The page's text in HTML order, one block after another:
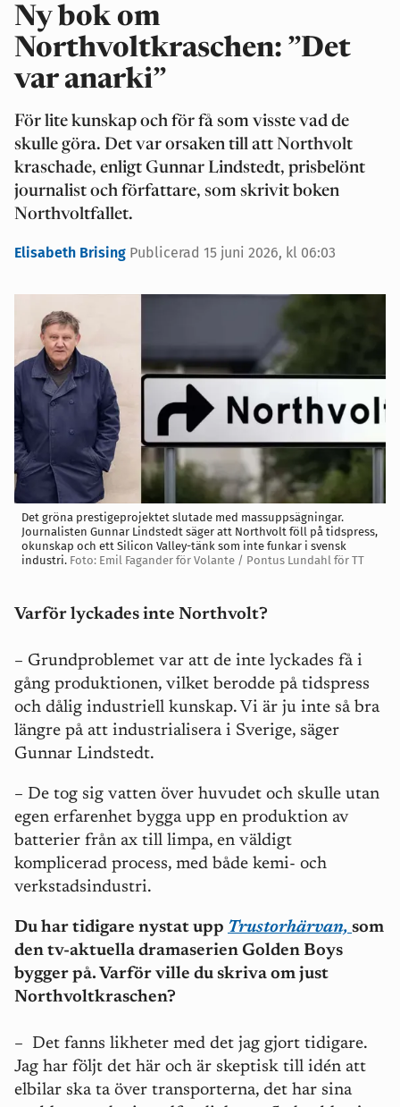
Ny bok om
Northvoltkraschen: ”Det
var anarki”
För lite kunskap och för få som visste vad de
skulle göra. Det var orsaken till att Northvolt
kraschade, enligt Gunnar Lindstedt, prisbelönt
journalist och författare, som skrivit boken
Northvoltfallet.
Elisabeth Brising Publicerad 15 juni 2026, kl 06:03
Det gröna prestigeprojektet slutade med massuppsägningar.
Journalisten Gunnar Lindstedt säger att Northvolt föll på tidspress,
okunskap och ett Silicon Valley-tänk som inte funkar i svensk
industri. Foto: Emil Fagander för Volante / Pontus Lundahl för TT
Varför lyckades inte Northvolt?
– Grundproblemet var att de inte lyckades få i
gång produktionen, vilket berodde på tidspress
och dålig industriell kunskap. Vi är ju inte så bra
längre på att industrialisera i Sverige, säger
Gunnar Lindstedt.
– De tog sig vatten över huvudet och skulle utan
egen erfarenhet bygga upp en produktion av
batterier från ax till limpa, en väldigt
komplicerad process, med både kemi- och
verkstadsindustri.
Du har tidigare nystat upp Trustorhärvan, som
den tv-aktuella dramaserien Golden Boys
bygger på. Varför ville du skriva om just
Northvoltkraschen?
– Det fanns likheter med det jag gjort tidigare.
Jag har följt det här och är skeptisk till idén att
elbilar ska ta över transporterna, det har sina